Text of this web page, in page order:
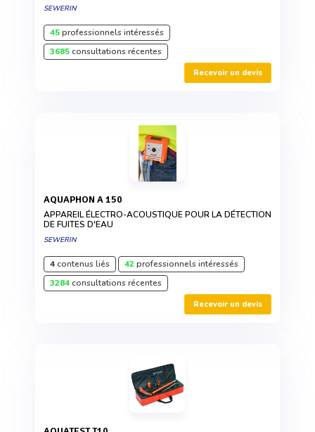
SEWERIN
45professionnels intéressés
3685consultations récentes
Recevoir un devis
AQUAPHON A 150
APPAREIL ÉLECTRO-ACOUSTIQUE POUR LA DÉTECTION
DE FUITES D'EAU
SEWERIN
4contenus liés 42professionnels intéressés
3284consultations récentes
Recevoir un devis